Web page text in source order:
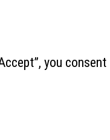
you consent